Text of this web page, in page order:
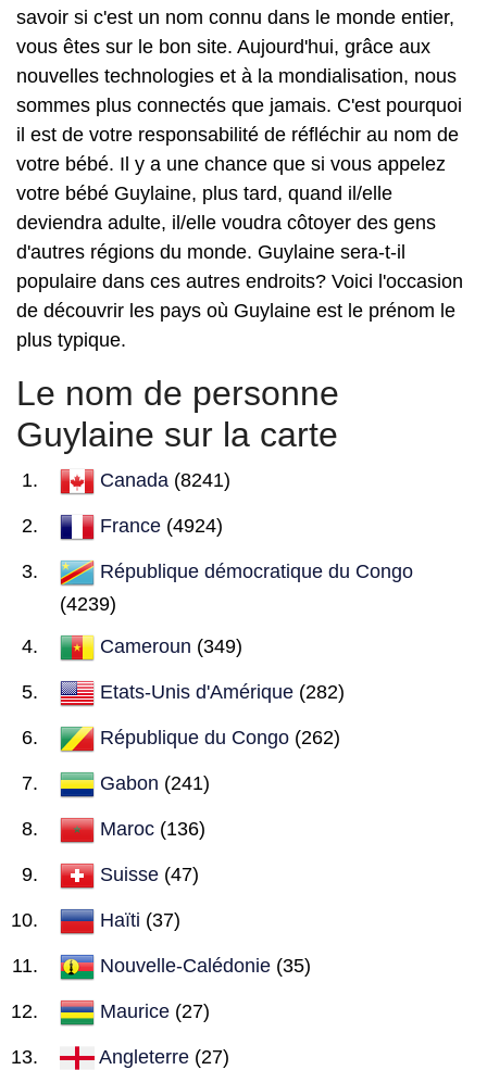
savoir si c'est un nom connu dans le monde entier,
vous êtes sur le bon site. Aujourd'hui, grâce aux
nouvelles technologies et à la mondialisation, nous
sommes plus connectés que jamais. C'est pourquoi
il est de votre responsabilité de réfléchir au nom de
votre bébé. Il y a une chance que si vous appelez
votre bébé Guylaine, plus tard, quand il/elle
deviendra adulte, il/elle voudra côtoyer des gens
d'autres régions du monde. Guylaine sera-t-il
populaire dans ces autres endroits? Voici l'occasion
de découvrir les pays où Guylaine est le prénom le
plus typique.
Le nom de personne
Guylaine sur la carte
Canada (8241)
France (4924)
République démocratique du Congo
(4239)
Cameroun (349)
Etats-Unis d'Amérique (282)
République du Congo (262)
Gabon (241)
Maroc (136)
Suisse (47)
Haïti (37)
Nouvelle-Calédonie (35)
Maurice (27)
Angleterre (27)